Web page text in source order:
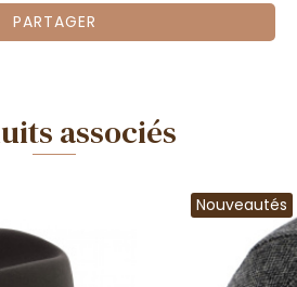
PARTAGER
associés
Nouveautés